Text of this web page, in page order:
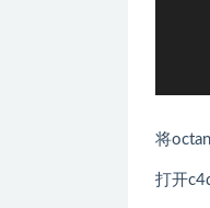
将
打开